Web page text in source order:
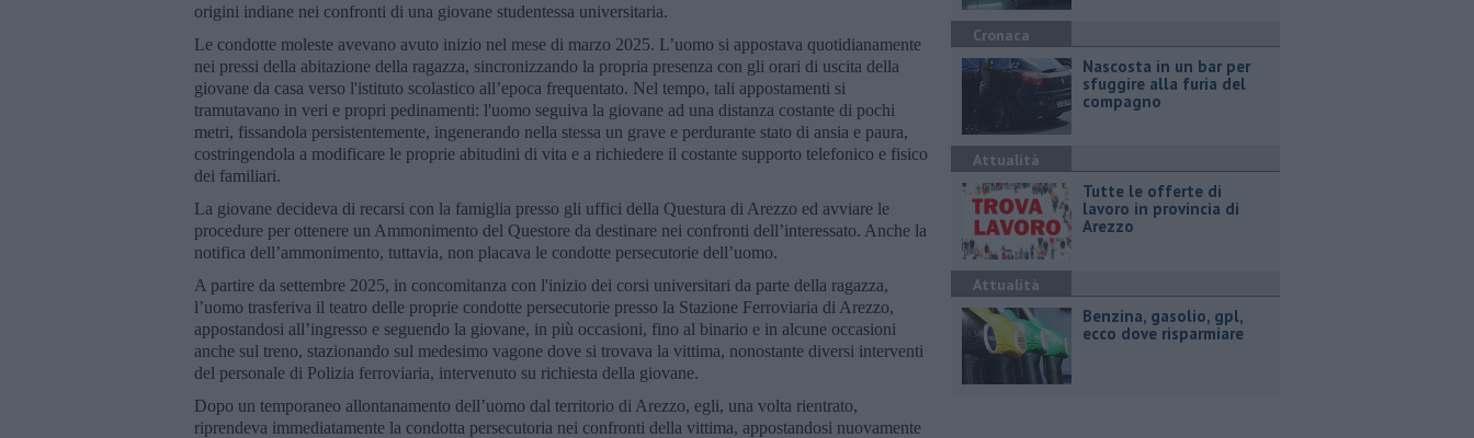
origini indiane nei confronti di una giovane studentessa universitaria.
Le condotte moleste avevano avuto inizio nel mese di marzo 2025. L’uomo si appostava quotidianamente
nei pressi della abitazione della ragazza, sincronizzando la propria presenza con gli orari di uscita della
giovane da casa verso l'istituto scolastico all’epoca frequentato. Nel tempo, tali appostamenti si
tramutavano in veri e propri pedinamenti: l'uomo seguiva la giovane ad una distanza costante di pochi
metri, fissandola persistentemente, ingenerando nella stessa un grave e perdurante stato di ansia e paura,
costringendola a modificare le proprie abitudini di vita e a richiedere il costante supporto telefonico e fisico
dei familiari.
La giovane decideva di recarsi con la famiglia presso gli uffici della Questura di Arezzo ed avviare le
procedure per ottenere un Ammonimento del Questore da destinare nei confronti dell’interessato. Anche la
notifica dell’ammonimento, tuttavia, non placava le condotte persecutorie dell’uomo.
A partire da settembre 2025, in concomitanza con l'inizio dei corsi universitari da parte della ragazza,
l’uomo trasferiva il teatro delle proprie condotte persecutorie presso la Stazione Ferroviaria di Arezzo,
appostandosi all’ingresso e seguendo la giovane, in più occasioni, fino al binario e in alcune occasioni
anche sul treno, stazionando sul medesimo vagone dove si trovava la vittima, nonostante diversi interventi
del personale di Polizia ferroviaria, intervenuto su richiesta della giovane.
Dopo un temporaneo allontanamento dell’uomo dal territorio di Arezzo, egli, una volta rientrato,
riprendeva immediatamente la condotta persecutoria nei confronti della vittima, appostandosi nuovamente
Cronaca
Nascosta in un bar per
sfuggire alla furia del
compagno
Attualità
​Tutte le offerte di
lavoro in provincia di
Arezzo
Attualità
​Benzina, gasolio, gpl,
ecco dove risparmiare